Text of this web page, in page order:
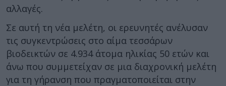
αλλαγές.
Σε αυτή τη νέα μελέτη, οι ερευνητές ανέλυσαν
τις συγκεντρώσεις στο αίμα τεσσάρων
βιοδεικτών σε 4.934 άτομα ηλικίας 50 ετών και
άνω που συμμετείχαν σε μια διαχρονική μελέτη
για τη γήρανση που πραγματοποιείται στην